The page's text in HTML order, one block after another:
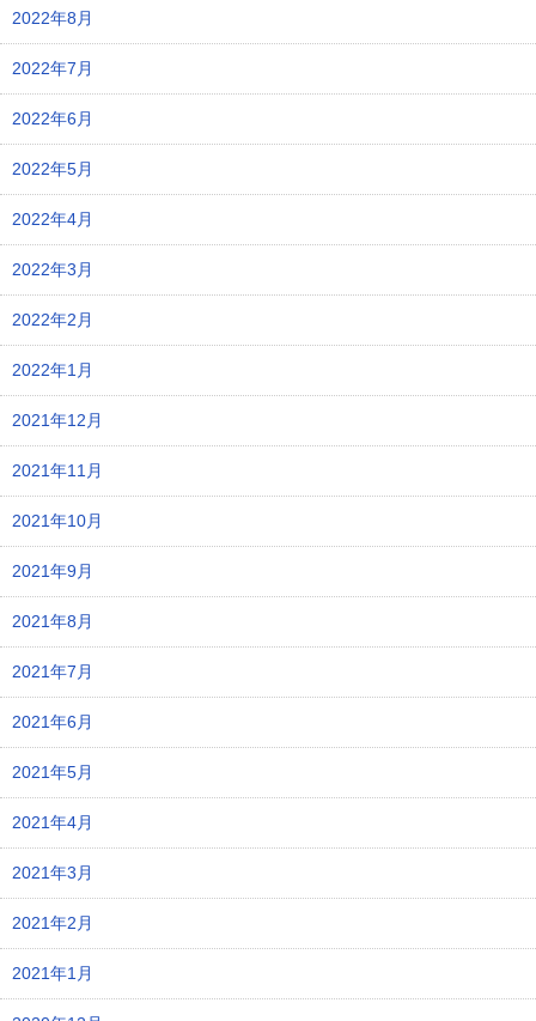
2022年8月
2022年7月
2022年6月
2022年5月
2022年4月
2022年3月
2022年2月
2022年1月
2021年12月
2021年11月
2021年10月
2021年9月
2021年8月
2021年7月
2021年6月
2021年5月
2021年4月
2021年3月
2021年2月
2021年1月